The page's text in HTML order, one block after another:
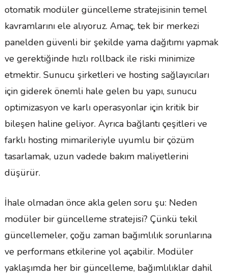
otomatik modüler güncelleme stratejisinin temel
kavramlarını ele alıyoruz. Amaç, tek bir merkezi
panelden güvenli bir şekilde yama dağıtımı yapmak
ve gerektiğinde hızlı rollback ile riski minimize
etmektir. Sunucu şirketleri ve hosting sağlayıcıları
için giderek önemli hale gelen bu yapı, sunucu
optimizasyon ve karlı operasyonlar için kritik bir
bileşen haline geliyor. Ayrıca bağlantı çeşitleri ve
farklı hosting mimarileriyle uyumlu bir çözüm
tasarlamak, uzun vadede bakım maliyetlerini
düşürür.
İhale olmadan önce akla gelen soru şu: Neden
modüler bir güncelleme stratejisi? Çünkü tekil
güncellemeler, çoğu zaman bağımlılık sorunlarına
ve performans etkilerine yol açabilir. Modüler
yaklaşımda her bir güncelleme, bağımlılıklar dahil